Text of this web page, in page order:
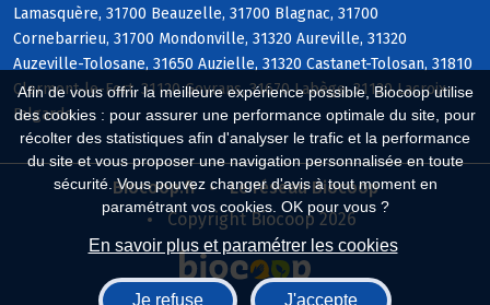
Afin de vous offrir la meilleure expérience possible, Biocoop utilise
des cookies : pour assurer une performance optimale du site, pour
récolter des statistiques afin d'analyser le trafic et la performance
du site et vous proposer une navigation personnalisée en toute
sécurité. Vous pouvez changer d'avis à tout moment en
paramétrant vos cookies. OK pour vous ?
En savoir plus et paramétrer les cookies
Je refuse J'accepte
Lamasquère, 31700 Beauzelle, 31700 Blagnac, 31700
Cornebarrieu, 31700 Mondonville, 31320 Aureville, 31320
Auzeville-Tolosane, 31650 Auzielle, 31320 Castanet-Tolosan, 31810
Clermont-le-Fort, 31120 Goyrans, 31670 Labège, 31120 Lacroix-
Falgarde
Biocoop.fr
Le réseau Biocoop
Copyright Biocoop 2026